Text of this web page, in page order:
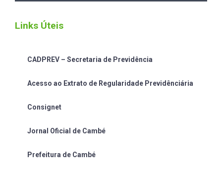
Links Úteis
CADPREV – Secretaria de Previdência
Acesso ao Extrato de Regularidade Previdênciária
Consignet
Jornal Oficial de Cambé
Prefeitura de Cambé